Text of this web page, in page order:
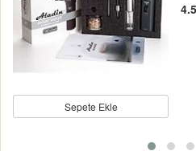
Sepete Ekle